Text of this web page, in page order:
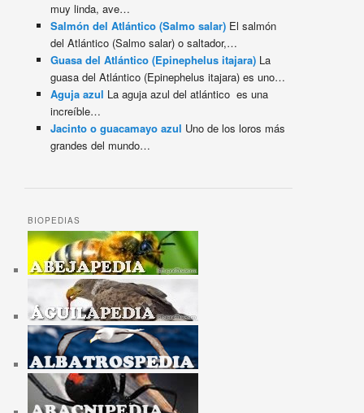
muy linda, ave…
Salmón del Atlántico (Salmo salar) El salmón
del Atlántico (Salmo salar) o saltador,…
Guasa del Atlántico (Epinephelus itajara) La
guasa del Atlántico (Epinephelus itajara) es uno…
Aguja azul La aguja azul del atlántico es una
increíble…
Jacinto o guacamayo azul Uno de los loros más
grandes del mundo…
BIOPEDIAS